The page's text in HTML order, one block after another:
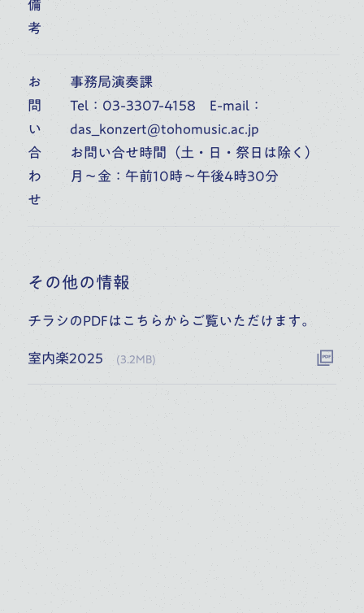
備
考
お
問
い
合
わ
せ
事務局演奏課
Tel：03-3307-4158 E-mail：
das_konzert@tohomusic.ac.jp
お問い合せ時間（土・日・祭日は除く）
月～金：午前10時～午後4時30分
その他の情報
チラシのPDFはこちらからご覧いただけます。
室内楽2025 (3.2MB)
採用情報
交通アクセス（所在地）
SNS